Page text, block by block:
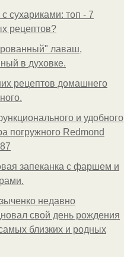
сухариками: топ - 7
рецептов?
лаваш,
в духовке.
рецептов домашнего
и удобного
погружного Redmond
запеканка с фаршем и
недавно
свой день рождения
близких и родных